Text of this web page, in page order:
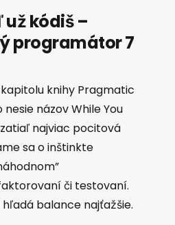
už kódiš –
programátor 7
knihy Pragmatic
názov While You
najviac pocitová
sa o inštinkte
či testovaní.
balance najťažšie.